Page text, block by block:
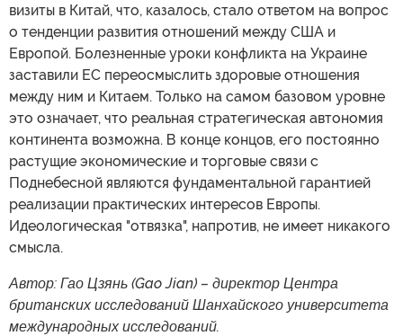
визиты в Китай, что, казалось, стало ответом на вопрос
о тенденции развития отношений между США и
Европой. Болезненные уроки конфликта на Украине
заставили ЕС переосмыслить здоровые отношения
между ним и Китаем. Только на самом базовом уровне
это означает, что реальная стратегическая автономия
континента возможна. В конце концов, его постоянно
растущие экономические и торговые связи с
Поднебесной являются фундаментальной гарантией
реализации практических интересов Европы.
Идеологическая "отвязка", напротив, не имеет никакого
смысла.
Автор: Гао Цзянь (Gao Jian) – директор Центра
британских исследований Шанхайского университета
международных исследований.